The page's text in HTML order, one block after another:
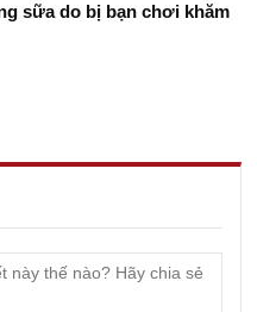
sữa do bị bạn chơi khăm